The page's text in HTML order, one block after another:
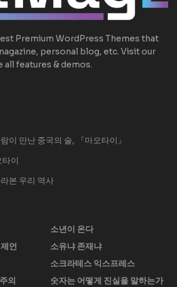
Premium WordPress Themes that
personal blog, etc. Visit our
all features & demos.
이 만난 중국의 술, 『마오타이』
이
본 우리 역사
언
의
소년이 온다
소유냐 존재냐
소크라테스 익스프레스
숫자는 어떻게 진실을 말하는가